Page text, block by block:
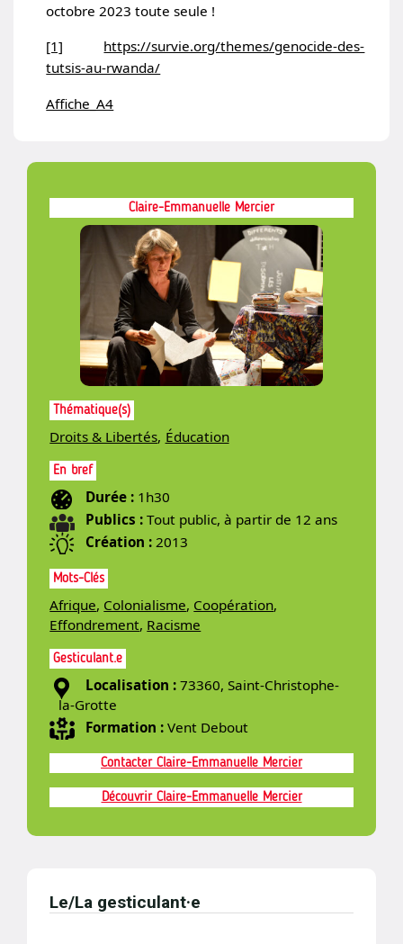
Claire-Emmanuelle Mercier
Thématique(s)
Droits & Libertés, Éducation
En bref
Durée : 1h30
Publics :Tout public, à partir de 12 ans
Création :2013
Mots-Clés
Afrique, Colonialisme, Coopération,
Effondrement, Racisme
Gesticulant.e
Localisation :73360, Saint-Christophe-
la-Grotte
Formation :Vent Debout
Contacter Claire-Emmanuelle Mercier
Découvrir Claire-Emmanuelle Mercier
octobre 2023 toute seule !
[1]
https://survie.org/themes/genocide-des-
tutsis-au-rwanda/
Affiche_A4
Le/La gesticulant·e